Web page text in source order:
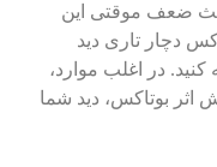
ضعف موقتی این
دچار تاری دید
در اغلب موارد،
اثر بوتاکس، دید شما